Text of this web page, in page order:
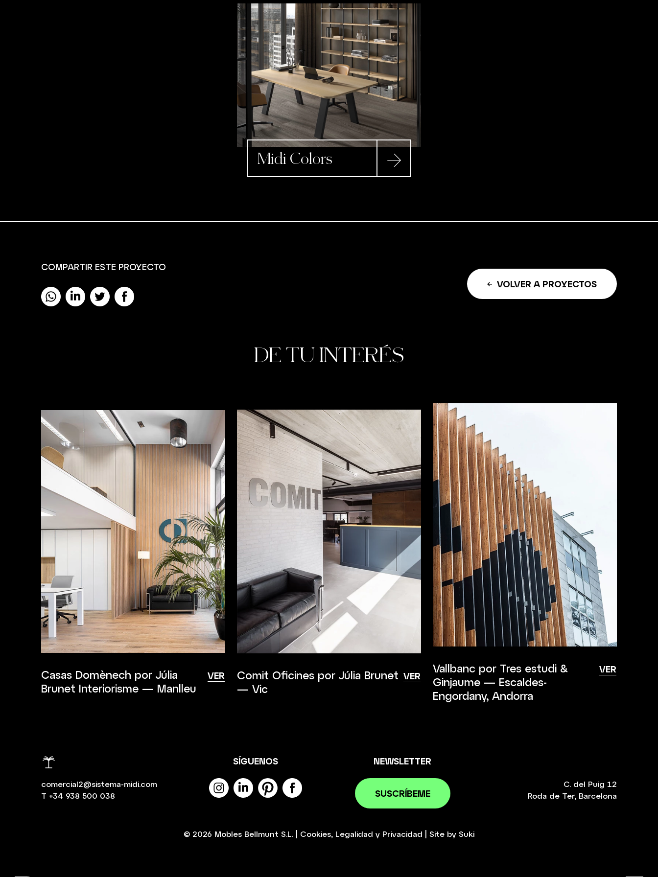
Midi Colors
COMPARTIR ESTE PROYECTO
VOLVER A PROYECTOS
DE TU INTERÉS
Casas Domènech por Júlia
Brunet Interiorisme — Manlleu
VER
Comit Oficines por Júlia Brunet
— Vic
VER
Vallbanc por Tres estudi &
Ginjaume — Escaldes-
Engordany, Andorra
VER
comercial2@sistema-midi.com
T +34 938 500 038
SÍGUENOS NEWSLETTER
SUSCRÍBEME
C. del Puig 12
Roda de Ter, Barcelona
© 2026 Mobles Bellmunt S.L. Cookies Legalidad y Privacidad Site by Suki